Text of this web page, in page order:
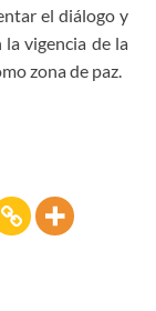
el diálogo y
vigencia de la
zona de paz.